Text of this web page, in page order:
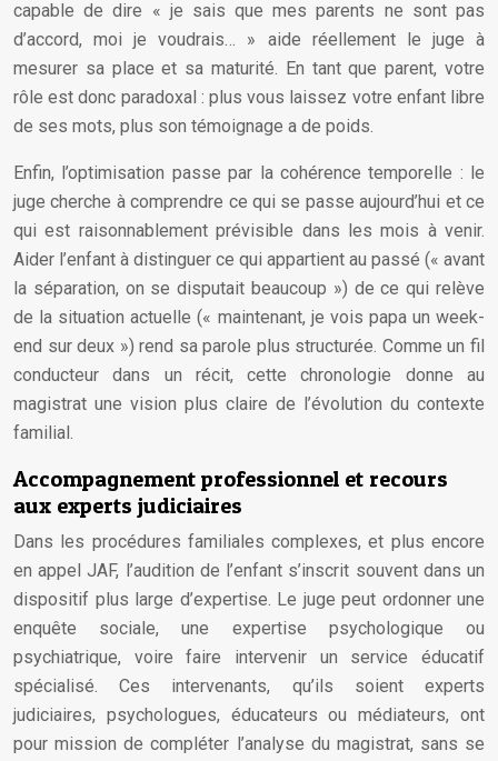
capable de dire « je sais que mes parents ne sont pas
d’accord, moi je voudrais… » aide réellement le juge à
mesurer sa place et sa maturité. En tant que parent, votre
rôle est donc paradoxal : plus vous laissez votre enfant libre
de ses mots, plus son témoignage a de poids.
Enfin, l’optimisation passe par la cohérence temporelle : le
juge cherche à comprendre ce qui se passe aujourd’hui et ce
qui est raisonnablement prévisible dans les mois à venir.
Aider l’enfant à distinguer ce qui appartient au passé (« avant
la séparation, on se disputait beaucoup ») de ce qui relève
de la situation actuelle (« maintenant, je vois papa un week-
end sur deux ») rend sa parole plus structurée. Comme un fil
conducteur dans un récit, cette chronologie donne au
magistrat une vision plus claire de l’évolution du contexte
familial.
Accompagnement professionnel et recours
aux experts judiciaires
Dans les procédures familiales complexes, et plus encore
en appel JAF, l’audition de l’enfant s’inscrit souvent dans un
dispositif plus large d’expertise. Le juge peut ordonner une
enquête sociale, une expertise psychologique ou
psychiatrique, voire faire intervenir un service éducatif
spécialisé. Ces intervenants, qu’ils soient experts
judiciaires, psychologues, éducateurs ou médiateurs, ont
pour mission de compléter l’analyse du magistrat, sans se